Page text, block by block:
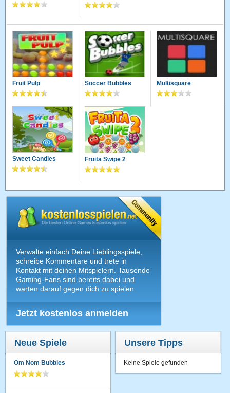
Fruit Pulp Soccer Bubbles Multisquare
Sweet Candies Fruita Swipe 2
Verwalte einfach Deine Lieblingsspiele,
schreibe Kommentare und trete in
Kontakt mit deinen Mitspielern. Tausende
Gaming-Fans sind bereits dabei und
warten darauf gegen dich zu spielen.
Jetzt kostenlos anmelden
Neue Spiele
Om Nom Bubbles
Unsere Tipps
Keine Spiele gefunden